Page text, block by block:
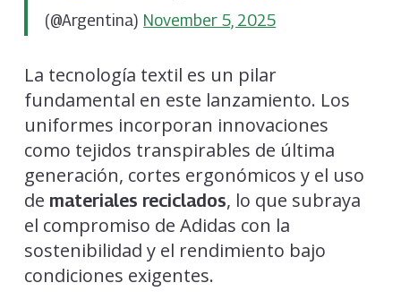
(@Argentina) November 5, 2025
La tecnología textil es un pilar
fundamental en este lanzamiento. Los
uniformes incorporan innovaciones
como tejidos transpirables de última
generación, cortes ergonómicos y el uso
de materiales reciclados, lo que subraya
el compromiso de Adidas con la
sostenibilidad y el rendimiento bajo
condiciones exigentes.